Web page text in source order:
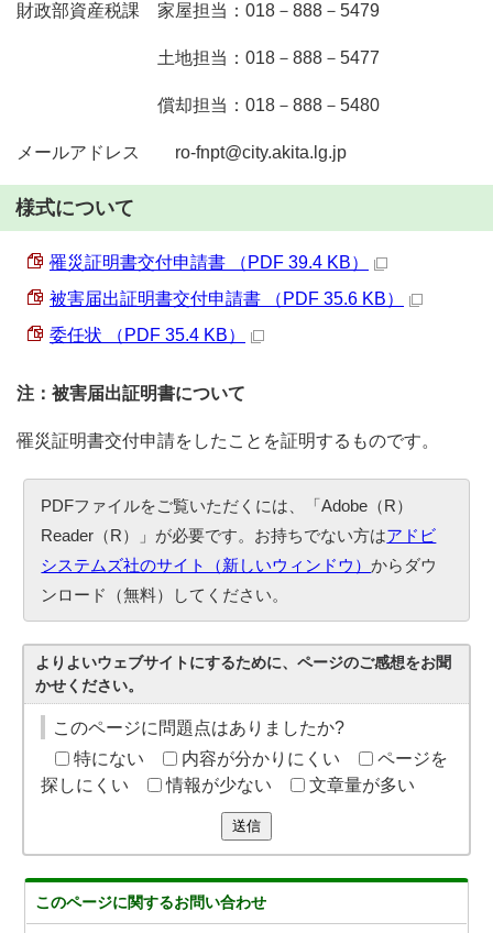
財政部資産税課 家屋担当：018－888－5479
土地担当：018－888－5477
償却担当：018－888－5480
メールアドレス ro-fnpt@city.akita.lg.jp
様式について
罹災証明書交付申請書 （PDF 39.4 KB）
被害届出証明書交付申請書 （PDF 35.6 KB）
委任状 （PDF 35.4 KB）
注：被害届出証明書について
罹災証明書交付申請をしたことを証明するものです。
PDFファイルをご覧いただくには、「Adobe（R）
Reader（R）」が必要です。お持ちでない方はアドビ
システムズ社のサイト（新しいウィンドウ）からダウ
ンロード（無料）してください。
よりよいウェブサイトにするために、ページのご感想をお聞
かせください。
このページに問題点はありましたか?
特にない
内容が分かりにくい
ページを
探しにくい
情報が少ない 文章量が多い
送信
このページに関するお問い合わせ